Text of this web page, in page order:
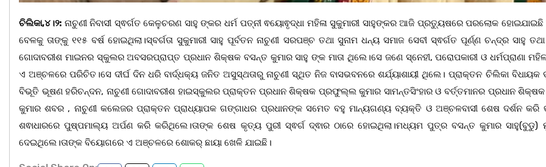
ଚିଲିକା,୪।୨: ନାଚୁଣୀ ନିବାସୀ ସ୍ଵର୍ଗତ କେଳୁଚରଣ ସାହୁ ଙ୍କର ଧର୍ମ ପତ୍ନୀ ଵୟୋଵୃଦ୍ଧା ମହିଳା ସୁକୁମାରୀ ସାହୁଙ୍କର ଆଜି ପ୍ରତ୍ୟୁଷରେ ପରଲୋକ
ବେଳକୁ ତାଙ୍କୁ ୧୧୫ ବର୍ଷ ହୋଇଥିଲା।ସ୍ବର୍ଗତା ସୁକୁମାରୀ ସାହୁ ପୂର୍ବତନ ନାଚୁଣୀ ସରପଞ୍ଚ ତଥା ସୁନାମ ଧନ୍ୟ ସମାଜ ସେବୀ ସ୍ଵର୍ଗତ ପୂର୍ଣ୍ଣ ଚନ୍ଦ୍ର ସାହୁ ତଥା
ଗୋଦାବରୀଶ ମାଇନର ସ୍କୁଲର ଅବସରପ୍ରାପ୍ତ ପ୍ରଧାନ ଶିକ୍ଷକ ବସନ୍ତ କୁମାର ସାହୁ ଙ୍କ ମାତା ଥିଲେ।ସେ ଜଣେ ସ୍ନେହୀ, ପରୋପକାରୀ ଓ ଧର୍ମପ୍ରାଣା
ଏ ଅଞ୍ଚଳରେ ପରିଚିତ।ସେ ଦୀର୍ଘ ଦିନ ଧରି ବାର୍ଦ୍ଧକ୍ୟ ଜନିତ ଅସୁସ୍ଥତାରୁ ନାଚୁଣୀ ସ୍ଥିତ ନିଜ ବାସଭବନରେ ଶର୍ଯ୍ୟାଶାୟୀ ଥିଲେ। ପ୍ରାକ୍ତନ ଚିଲିକା ବିଧାୟକ
ବିଭୂତି ଭୂଷଣ ହରିଚନ୍ଦନ, ନାଚୁଣୀ ଗୋଦାବରୀଶ ହାଇସ୍କୁଲର ପ୍ରାକ୍ତନ ପ୍ରଧାନ ଶିକ୍ଷକ ପ୍ରଫୁଲ୍ଲ କୁମାର ସାମନ୍ତସିଂହାର ଓ ବର୍ତ୍ତମାନର ପ୍ରଧାନ
କୁମାର ଶବର , ନାଚୁଣୀ କଲେଜର ପ୍ରାକ୍ତନ ପ୍ରାଧ୍ୟାପକ ଗଙ୍ଗାଧର ପ୍ରଧାନଙ୍କ ସମେତ ବହୁ ମାନ୍ୟଗଣ୍ୟ ବ୍ୟକ୍ତି ଓ ଅଞ୍ଚଳବାସୀ ଶେଷ ଦର୍ଶନ କରି
ଶଵାଧାରରେ ପୁଷ୍ପମାଲ୍ୟ ଅର୍ପଣ କରି କରିଥିଲେ।ତାଙ୍କ ଶେଷ କୃତ୍ୟ ପୁରୀ ସ୍ଵର୍ଗ ଦ୍ଵାର ଠାରେ ହୋଇଥିଲା।ମଧ୍ୟମ ପୁତ୍ର ବସନ୍ତ କୁମାର ସାହୁ(ବୁଡୁ)
ଦେଇଥିଲେ।ତାଙ୍କ ବିୟୋଗରେ ଏ ଅଞ୍ଚଳରେ ଶୋକର୍ ଛାୟା ଖେଳି ଯାଇଛି।